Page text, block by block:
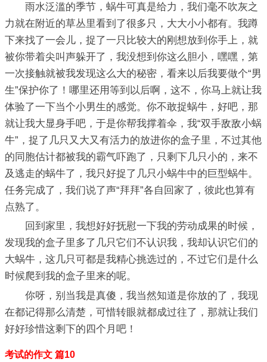
雨水泛滥的季节，蜗牛可真是给力，我们毫不吹灰之
力就在附近的草丛里看到了很多只，大大小小都有。我蹲
下来找了一会儿，捉了一只比较大的刚想放到你手上，就
被你带着尖叫声躲开了，我没想到你这么胆小，嘿嘿，第
一次接触就被我发现这么大的秘密，看来以后我要做个“男
生”保护你了！哪里还用等到以后啊，这不，你马上就让我
体验了一下当个小男生的感觉。你不敢捉蜗牛，好吧，那
就让我大显身手吧，于是你帮我撑着伞，我“双手敌敌小蜗
牛”，捉了几只又大又有活力的放进你的盒子里，不过其他
的同胞估计都被我的霸气吓跑了，只剩下几只小的，来不
及逃走的蜗牛了，我只好捉了几只小蜗牛中的巨型蜗牛。
任务完成了，我们说了声“拜拜”各自回家了，彼此也算有
点熟了。
回到家里，我想好好抚慰一下我的劳动成果的时候，
发现我的盒子里多了几只它们不认识我，我却认识它们的
大蜗牛，这几只可都是我精心挑选过的，不过它们是什么
时候爬到我的盒子里来的呢。
你呀，别当我是真傻，我当然知道是你放的了，我现
在都记得那么清楚，可惜转眼就都成过往了，那就让我们
好好珍惜这剩下的四个月吧！
考试的作文 篇10